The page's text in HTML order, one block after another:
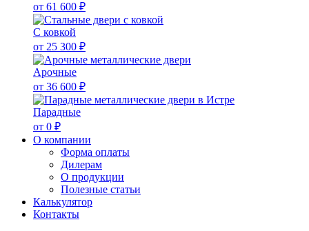
от 61 600 ₽
С ковкой
от 25 300 ₽
Арочные
от 36 600 ₽
Парадные
от 0 ₽
О компании
Форма оплаты
Дилерам
О продукции
Полезные статьи
Калькулятор
Контакты